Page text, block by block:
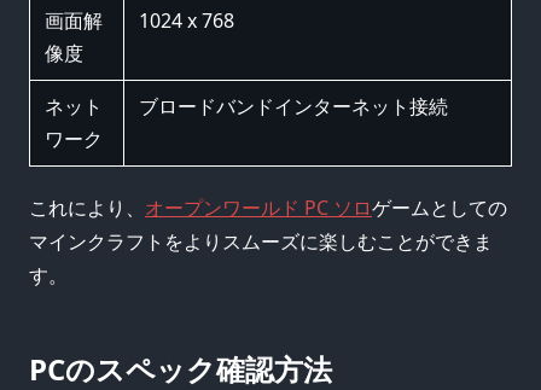
画面解
像度
1024 x 768
ネット
ワーク
ブロードバンドインターネット接続
これにより、 オープンワールド PC ソロゲームとしての
マインクラフトをよりスムーズに楽しむことができま
す。
PCのスペック確認方法